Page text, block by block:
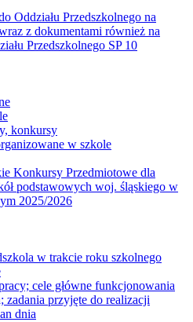
Oddziału Przedszkolnego na
z dokumentami również na
Przedszkolnego SP 10
konkursy
w szkole
Konkursy Przedmiotowe dla
podstawowych woj. śląskiego w
2025/2026
w trakcie roku szkolnego
cele główne funkcjonowania
zadania przyjęte do realizacji
dnia